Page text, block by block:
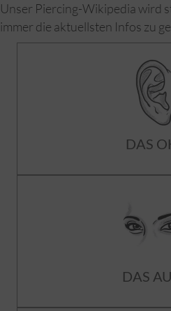
Unser Piercing-Wikipedia wird
immer die aktuellsten Infos zu
DAS
DAS